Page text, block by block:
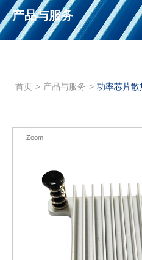
加入我们
产品与服务
首页 > 产品与服务 > 功率芯片散
Zoom